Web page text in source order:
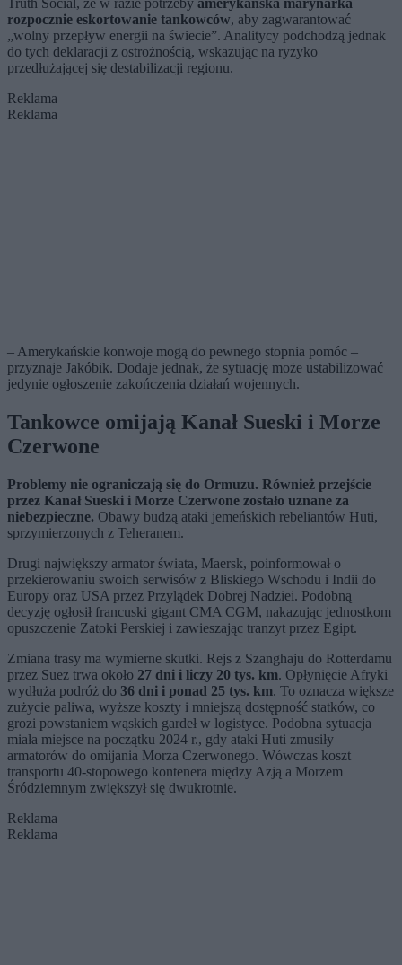
Truth Social, że w razie potrzeby amerykańska marynarka
rozpocznie eskortowanie tankowców, aby zagwarantować
„wolny przepływ energii na świecie”. Analitycy podchodzą jednak
do tych deklaracji z ostrożnością, wskazując na ryzyko
przedłużającej się destabilizacji regionu.
Reklama
Reklama
– Amerykańskie konwoje mogą do pewnego stopnia pomóc –
przyznaje Jakóbik. Dodaje jednak, że sytuację może ustabilizować
jedynie ogłoszenie zakończenia działań wojennych.
Tankowce omijają Kanał Sueski i Morze
Czerwone
Problemy nie ograniczają się do Ormuzu. Również przejście
przez Kanał Sueski i Morze Czerwone zostało uznane za
niebezpieczne. Obawy budzą ataki jemeńskich rebeliantów Huti,
sprzymierzonych z Teheranem.
Drugi największy armator świata, Maersk, poinformował o
przekierowaniu swoich serwisów z Bliskiego Wschodu i Indii do
Europy oraz USA przez Przylądek Dobrej Nadziei. Podobną
decyzję ogłosił francuski gigant CMA CGM, nakazując jednostkom
opuszczenie Zatoki Perskiej i zawieszając tranzyt przez Egipt.
Zmiana trasy ma wymierne skutki. Rejs z Szanghaju do Rotterdamu
przez Suez trwa około 27 dni i liczy 20 tys. km. Opłynięcie Afryki
wydłuża podróż do 36 dni i ponad 25 tys. km. To oznacza większe
zużycie paliwa, wyższe koszty i mniejszą dostępność statków, co
grozi powstaniem wąskich gardeł w logistyce. Podobna sytuacja
miała miejsce na początku 2024 r., gdy ataki Huti zmusiły
armatorów do omijania Morza Czerwonego. Wówczas koszt
transportu 40-stopowego kontenera między Azją a Morzem
Śródziemnym zwiększył się dwukrotnie.
Reklama
Reklama